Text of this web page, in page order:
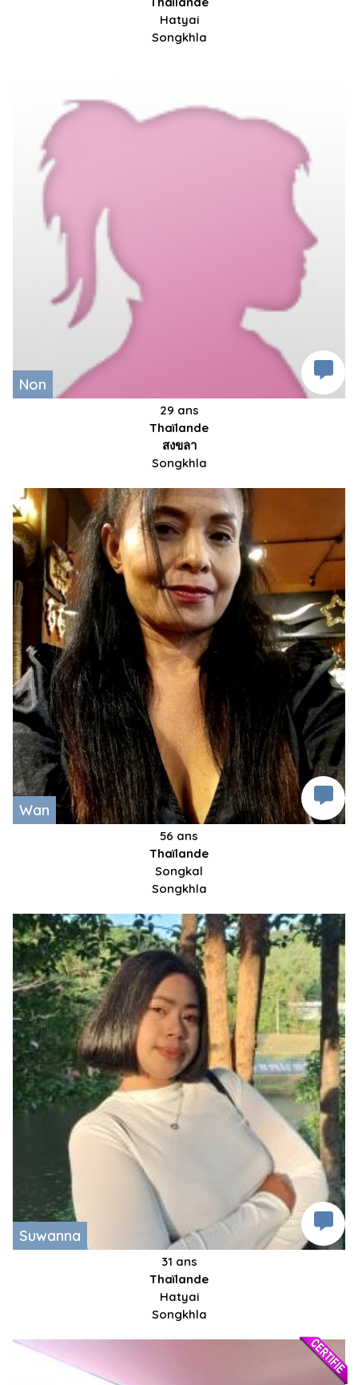
Hatyai
Songkhla
Non
29 ans
Thaïlande
สงขลา
Songkhla
Wan
56 ans
Thaïlande
Songkal
Songkhla
Suwanna
31 ans
Thaïlande
Hatyai
Songkhla